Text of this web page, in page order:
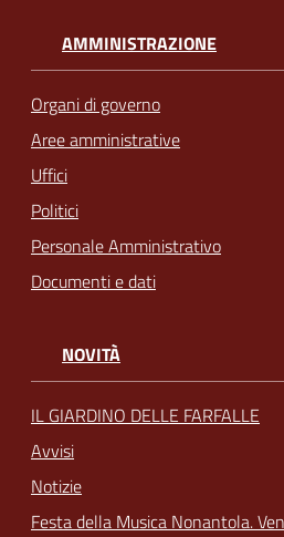
AMMINISTRAZIONE
Organi di governo
Aree amministrative
Uffici
Politici
Personale Amministrativo
Documenti e dati
NOVITÀ
IL GIARDINO DELLE FARFALLE
Avvisi
Notizie
Festa della Musica Nonantola.